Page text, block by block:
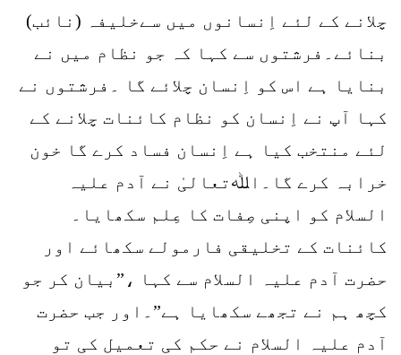
چلانے کے لئے اِنسانوں میں سےخلیفہ (نائب)
بنائے۔فرشتوں سے کہا کہ جو نظام میں نے
بنایا ہے اس کو اِنسان چلائے گا ۔فرشتوں نے
کہا آپ نے اِنسان کو نظام کائنات چلانے کے
لئے منتخب کیا ہے اِنسان فساد کرے گا خون
خرابہ کرے گا۔اﷲتعالیٰ نے آدم علیہ
السلام کو اپنی صِفات کا عِلم سکھایا۔
کائنات کے تخلیقی فارمولے سکھائے اور
حضرت آدم علیہ السلام سے کہا ،”بیان کر جو
کچھ ہم نے تجھے سکھایا ہے”۔اور جب حضرت
آدم علیہ السلام نے حکم کی تعمیل کی تو